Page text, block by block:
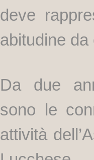
deve
abitudine
Da due
sono le
attività